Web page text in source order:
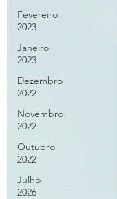
Fevereiro
2023
Janeiro
2023
Dezembro
2022
Novembro
2022
Outubro
2022
Julho
2026